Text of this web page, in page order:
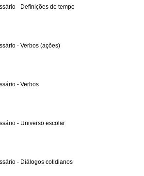
- Definições de tempo
- Verbos (ações)
- Verbos
- Universo escolar
- Diálogos cotidianos